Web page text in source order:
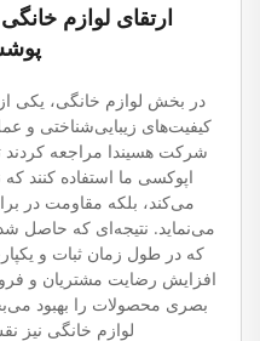
ارتقای لوازم
در بخش لوازم خانگی، یکی از
کیفیت‌های زیبایی‌شناختی و
شرکت هسیندا مراجعه کردند
اپوکسی ما استفاده کنند
می‌کند، بلکه مقاومت در
می‌نماید. نتیجه‌ای که حاصل
که در طول زمان ثبات و
افزایش رضایت مشتریان و
بصری محصولات را بهبود
لوازم خانگی نیز